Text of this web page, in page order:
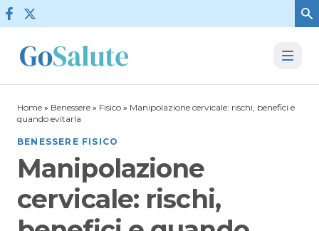
Vai al contenuto
Home » Benessere » Fisico » Manipolazione cervicale: rischi, benefici e
quando evitarla
BENESSERE FISICO
Manipolazione
cervicale: rischi,